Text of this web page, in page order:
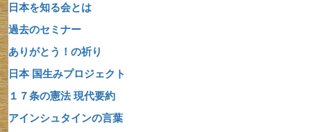
日本を知る会とは
過去のセミナー
ありがとう！の祈り
日本 国生みプロジェクト
１７条の憲法 現代要約
アインシュタインの言葉